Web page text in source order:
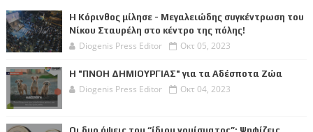
Η Κόρινθος μίλησε - Μεγαλειώδης συγκέντρωση του
Νίκου Σταυρέλη στο κέντρο της πόλης!
Diogenis Press Editor Οκτ 05, 2023
Η "ΠΝΟΗ ΔΗΜΙΟΥΡΓΙΑΣ" για τα Αδέσποτα Ζώα
Diogenis Press Editor Οκτ 04, 2023